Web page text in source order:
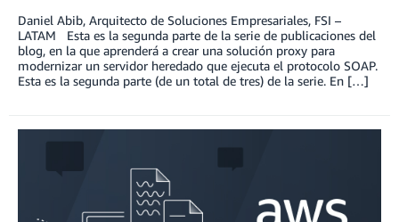
Daniel Abib, Arquitecto de Soluciones Empresariales, FSI –
LATAM Esta es la segunda parte de la serie de publicaciones del
blog, en la que aprenderá a crear una solución proxy para
modernizar un servidor heredado que ejecuta el protocolo SOAP.
Esta es la segunda parte (de un total de tres) de la serie. En […]